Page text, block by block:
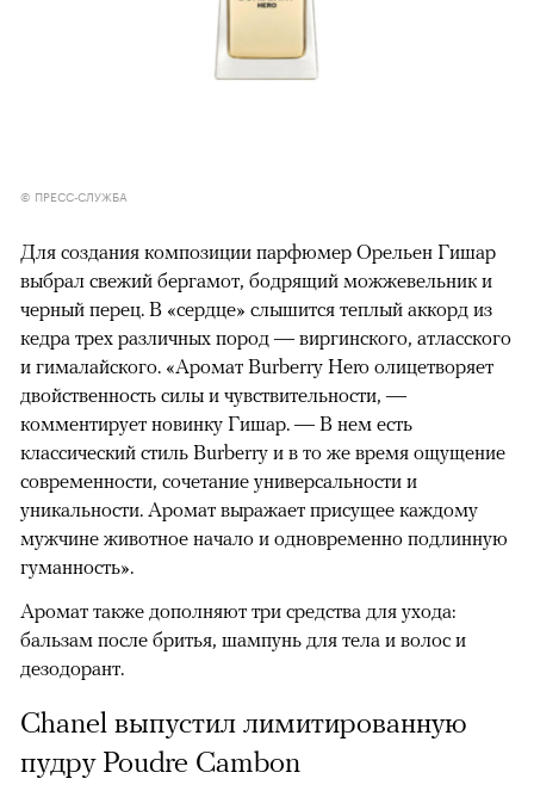
© ПРЕСС-СЛУЖБА
Для создания композиции парфюмер Орельен Гишар
выбрал свежий бергамот, бодрящий можжевельник и
черный перец. В «сердце» слышится теплый аккорд из
кедра трех различных пород — виргинского, атласского
и гималайского. «Аромат Burberry Hero олицетворяет
двойственность силы и чувствительности, —
комментирует новинку Гишар. — В нем есть
классический стиль Burberry и в то же время ощущение
современности, сочетание универсальности и
уникальности. Аромат выражает присущее каждому
мужчине животное начало и одновременно подлинную
гуманность».
Аромат также дополняют три средства для ухода:
бальзам после бритья, шампунь для тела и волос и
дезодорант.
Chanel выпустил лимитированную
пудру Poudre Cambon